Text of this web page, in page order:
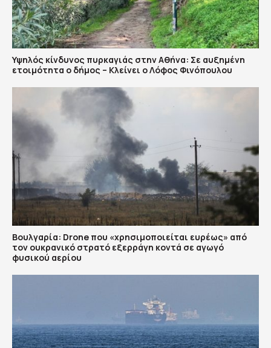
Υψηλός κίνδυνος πυρκαγιάς στην Αθήνα: Σε αυξημένη
ετοιμότητα ο δήμος – Κλείνει ο Λόφος Φινόπουλου
Βουλγαρία: Drone που «χρησιμοποιείται ευρέως» από
τον ουκρανικό στρατό εξερράγη κοντά σε αγωγό
φυσικού αερίου